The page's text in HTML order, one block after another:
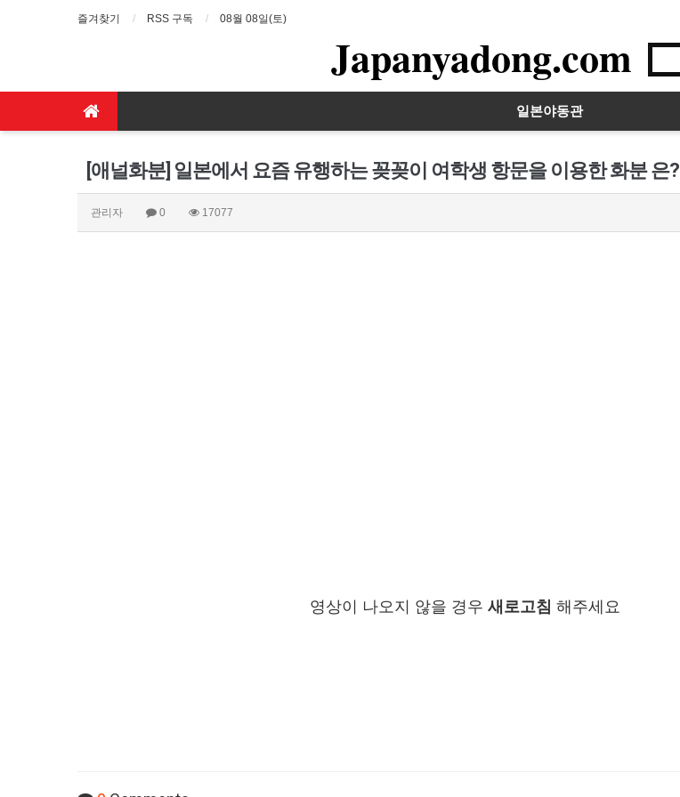
즐겨찾기 RSS 구독 08월 08일(토)
Japanyadong.com
일본야동관
[애널화분] 일본에서 요즘 유행하는 꽂꽂이 여학생 항문을 이용한 화분 은?
관리자 0 17077
영상이 나오지 않을 경우 새로고침 해주세요